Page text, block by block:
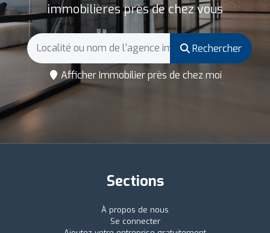
immobilières près de chez vous
Rechercher
Afficher Immobilier près de chez moi
Sections
À propos de nous
Se connecter